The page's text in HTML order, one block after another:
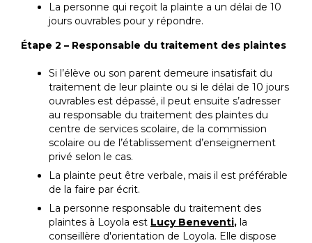
La personne qui reçoit la plainte a un délai de 10
jours ouvrables pour y répondre.
Étape 2 – Responsable du traitement des plaintes
Si l’élève ou son parent demeure insatisfait du
traitement de leur plainte ou si le délai de 10 jours
ouvrables est dépassé, il peut ensuite s’adresser
au responsable du traitement des plaintes du
centre de services scolaire, de la commission
scolaire ou de l’établissement d’enseignement
privé selon le cas.
La plainte peut être verbale, mais il est préférable
de la faire par écrit.
La personne responsable du traitement des
plaintes à Loyola est Lucy Beneventi, la
conseillère d'orientation de Loyola. Elle dispose